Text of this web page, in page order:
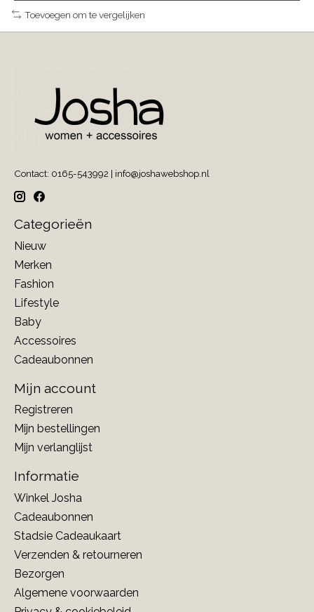
Toevoegen om te vergelijken
Contact: 0165-543992 | info@joshawebshop.nl
Categorieën
Nieuw
Merken
Fashion
Lifestyle
Baby
Accessoires
Cadeaubonnen
Mijn account
Registreren
Mijn bestellingen
Mijn verlanglijst
Informatie
Winkel Josha
Cadeaubonnen
Stadsie Cadeaukaart
Verzenden & retourneren
Bezorgen
Algemene voorwaarden